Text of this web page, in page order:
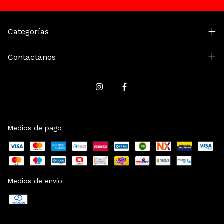
Categorías
Contactános
Medios de pago
Medios de envío